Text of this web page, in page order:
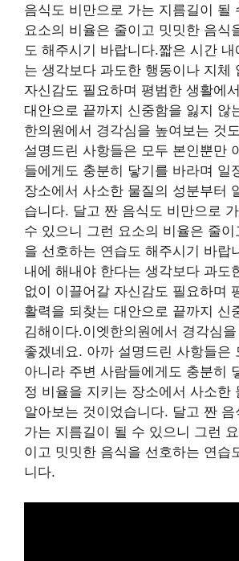
음식도 비만으로 가는 지름길이 될
요소의 비율은 줄이고 밋밋한 음식
도 해주시기 바랍니다.짧은 시간
는 생각보다 과도한 행동이나 지체
자신감도 필요하며 평범한 생활에
대안으로 끝까지 신중함을 잃지 않
한의원에서 경각심을 높여보는 것
설명드린 사항들은 모두 본인뿐만
들에게도 충분히 닿기를 바라며 일
장소에서 사소한 물질의 성분부터
습니다. 달고 짠 음식도 비만으로
수 있으니 그런 요소의 비율은 줄이
을 선호하는 연습도 해주시기 바랍
내에 해내야 한다는 생각보다 과도
없이 이끌어갈 자신감도 필요하며
활력을 되찾는 대안으로 끝까지 신
김해이다.이엣한의원에서 경각심
좋겠네요. 아까 설명드린 사항들은
아니라 주변 사람들에게도 충분히
정 비율을 지키는 장소에서 사소한
알아보는 것이었습니다. 달고 짠 음
가는 지름길이 될 수 있으니 그런
이고 밋밋한 음식을 선호하는 연습
니다.